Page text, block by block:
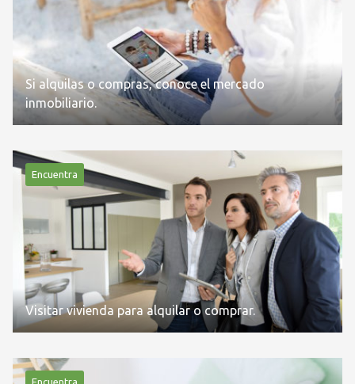
Si alquilas o compras, conoce el mercado
inmobiliario.
Encuentra
Visitar vivienda para alquilar o comprar.
Encuentra